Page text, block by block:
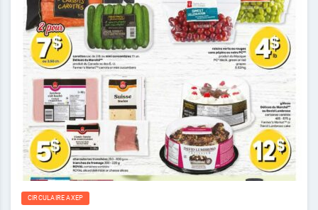
CIRCULAIRE AXEP